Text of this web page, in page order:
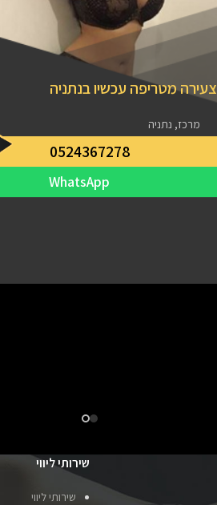
צעירה מטריפה עכשיו בנתניה
מרכז, נתניה
0524367278
שירותי ליווי
שירותי ליווי